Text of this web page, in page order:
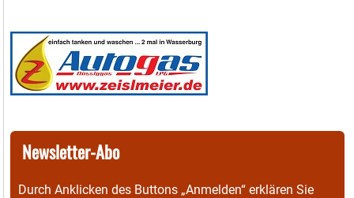
Newsletter-Abo
Durch Anklicken des Buttons „Anmelden“ erklären Sie